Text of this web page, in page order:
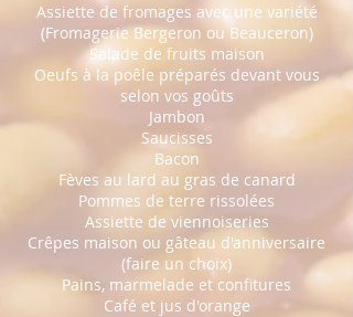
Assiette de fromages avec une variété
(Fromagerie Bergeron ou Beauceron)
Salade de fruits maison
Oeufs à la poêle préparés devant vous
selon vos goûts
Jambon
Saucisses
Bacon
Fèves au lard au gras de canard
Pommes de terre rissolées
Assiette de viennoiseries
Crêpes maison ou gâteau d'anniversaire
(faire un choix)
Pains, marmelade et confitures
Café et jus d'orange